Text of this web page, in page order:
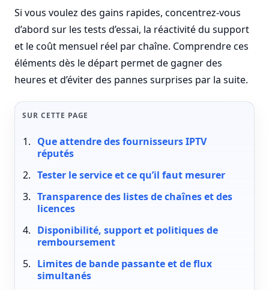
Si vous voulez des gains rapides, concentrez-vous
d’abord sur les tests d’essai, la réactivité du support
et le coût mensuel réel par chaîne. Comprendre ces
éléments dès le départ permet de gagner des
heures et d’éviter des pannes surprises par la suite.
SUR CETTE PAGE
Que attendre des fournisseurs IPTV
réputés
Tester le service et ce qu’il faut mesurer
Transparence des listes de chaînes et des
licences
Disponibilité, support et politiques de
remboursement
Limites de bande passante et de flux
simultanés